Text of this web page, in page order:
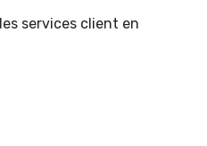
services client en